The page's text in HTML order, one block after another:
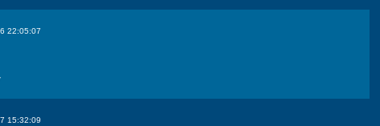
22:05:07
15:32:09